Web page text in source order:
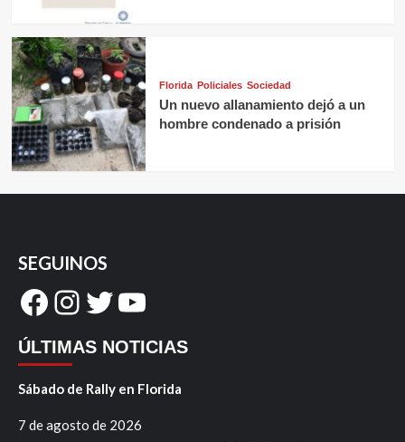
Florida Policiales Sociedad
Un nuevo allanamiento dejó a un
hombre condenado a prisión
SEGUINOS
Facebook
Instagram
Twitter
YouTube
ÚLTIMAS NOTICIAS
Sábado de Rally en Florida
7 de agosto de 2026